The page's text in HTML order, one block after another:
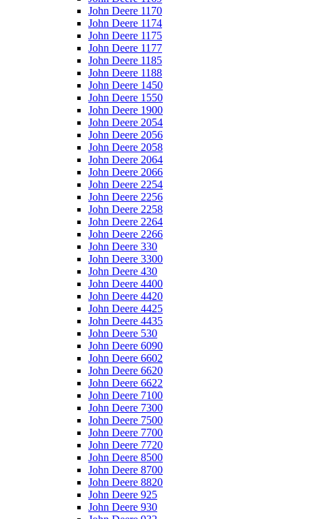
John Deere 1170
John Deere 1174
John Deere 1175
John Deere 1177
John Deere 1185
John Deere 1188
John Deere 1450
John Deere 1550
John Deere 1900
John Deere 2054
John Deere 2056
John Deere 2058
John Deere 2064
John Deere 2066
John Deere 2254
John Deere 2256
John Deere 2258
John Deere 2264
John Deere 2266
John Deere 330
John Deere 3300
John Deere 430
John Deere 4400
John Deere 4420
John Deere 4425
John Deere 4435
John Deere 530
John Deere 6090
John Deere 6602
John Deere 6620
John Deere 6622
John Deere 7100
John Deere 7300
John Deere 7500
John Deere 7700
John Deere 7720
John Deere 8500
John Deere 8700
John Deere 8820
John Deere 925
John Deere 930